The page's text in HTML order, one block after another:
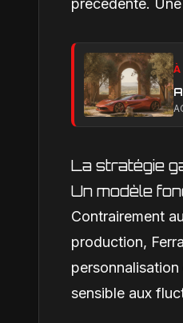
précédente.
À
La stratégie
Un modèle
Contrairement
production,
sensible aux